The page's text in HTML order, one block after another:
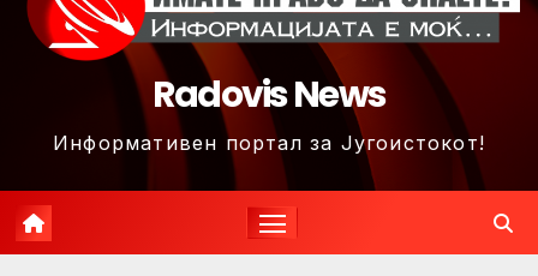
Radovis News
Информативен портал за Југоистокот!